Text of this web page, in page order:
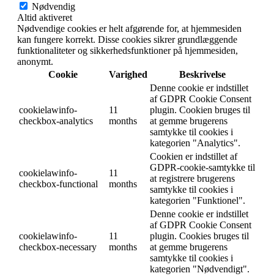
Nødvendig
Altid aktiveret
Nødvendige cookies er helt afgørende for, at hjemmesiden
kan fungere korrekt. Disse cookies sikrer grundlæggende
funktionaliteter og sikkerhedsfunktioner på hjemmesiden,
anonymt.
Cookie
Varighed Beskrivelse
cookielawinfo-
checkbox-analytics
11
months
Denne cookie er indstillet
af GDPR Cookie Consent
plugin. Cookien bruges til
at gemme brugerens
samtykke til cookies i
kategorien "Analytics".
cookielawinfo-
checkbox-functional
11
months
Cookien er indstillet af
GDPR-cookie-samtykke til
at registrere brugerens
samtykke til cookies i
kategorien "Funktionel".
cookielawinfo-
checkbox-necessary
11
months
Denne cookie er indstillet
af GDPR Cookie Consent
plugin. Cookies bruges til
at gemme brugerens
samtykke til cookies i
kategorien "Nødvendigt".